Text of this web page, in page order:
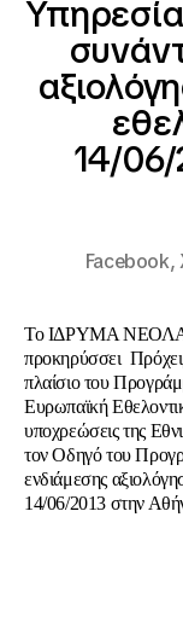
14/
Facebook,
Το ΙΔΡΥΜΑ
προκηρύσσει
πλαίσιο του
Ευρωπαϊκή
υποχρεώσεις της
τον Οδηγό του
ενδιάμεσης
14/06/2013 στην